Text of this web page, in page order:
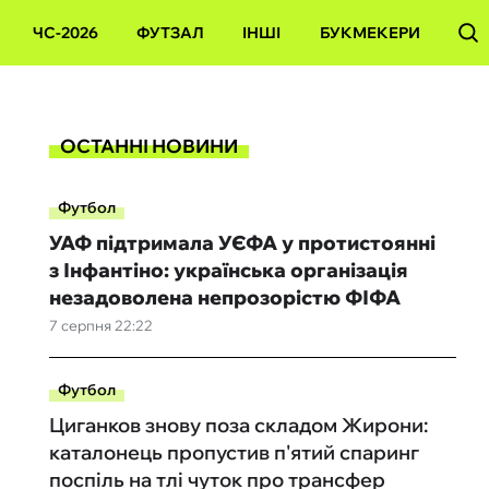
ЧС-2026 ФУТЗАЛ ІНШІ БУКМЕКЕРИ
ОСТАННІ НОВИНИ
Футбол
7 серпня 22:22
УАФ підтримала УЄФА у протистоянні
з Інфантіно: українська організація
незадоволена непрозорістю ФІФА
Футбол
Циганков знову поза складом Жирони:
каталонець пропустив п'ятий спаринг
поспіль на тлі чуток про трансфер